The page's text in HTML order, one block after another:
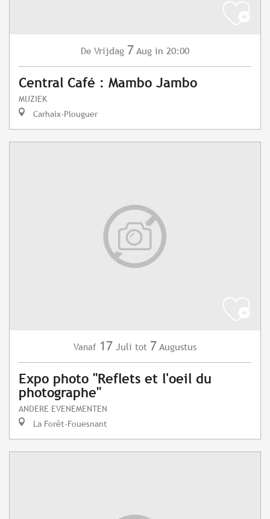
De Vrijdag 7 Aug in 20:00
Central Café : Mambo Jambo
MUZIEK
Carhaix-Plouguer
Vanaf 17 Juli tot 7 Augustus
Expo photo "Reflets et l'oeil du
photographe"
ANDERE EVENEMENTEN
La Forêt-Fouesnant